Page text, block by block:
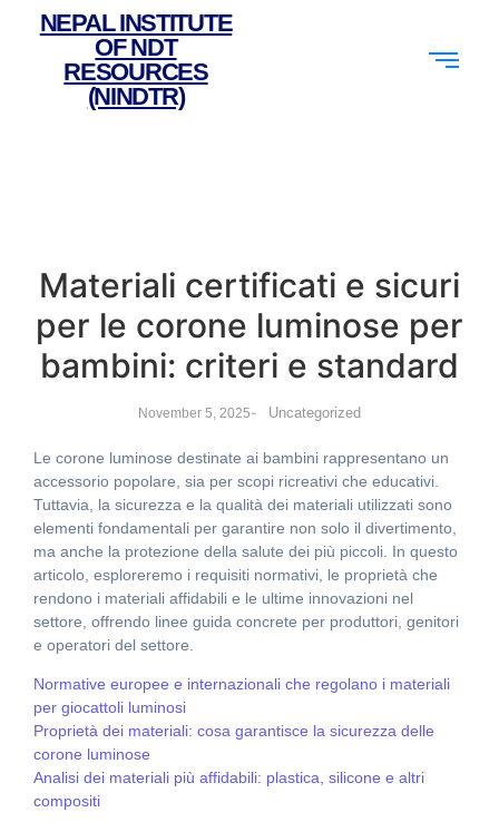
NEPAL INSTITUTE
OF NDT
RESOURCES
(NINDTR)
Materiali certificati e sicuri
per le corone luminose per
bambini: criteri e standard
November 5, 2025- Uncategorized
Le corone luminose destinate ai bambini rappresentano un
accessorio popolare, sia per scopi ricreativi che educativi.
Tuttavia, la sicurezza e la qualità dei materiali utilizzati sono
elementi fondamentali per garantire non solo il divertimento,
ma anche la protezione della salute dei più piccoli. In questo
articolo, esploreremo i requisiti normativi, le proprietà che
rendono i materiali affidabili e le ultime innovazioni nel
settore, offrendo linee guida concrete per produttori, genitori
e operatori del settore.
Normative europee e internazionali che regolano i materiali
per giocattoli luminosi
Proprietà dei materiali: cosa garantisce la sicurezza delle
corone luminose
Analisi dei materiali più affidabili: plastica, silicone e altri
compositi